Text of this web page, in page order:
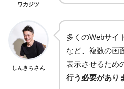
ワカジツ
しんきちさん
多くのWebサイ
など、複数の画
表示させるため
行う必要があり